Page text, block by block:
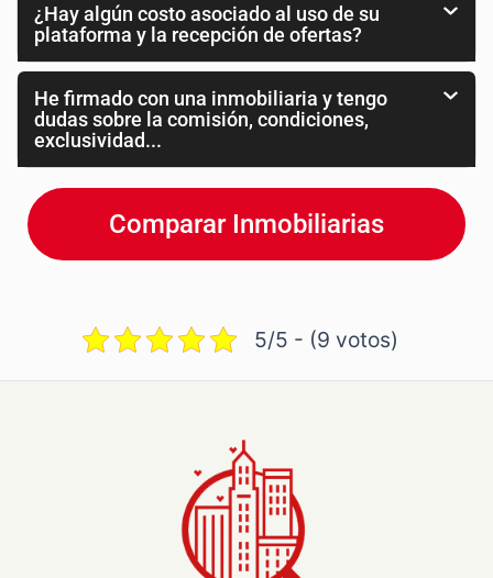
¿Hay algún costo asociado al uso de su
plataforma y la recepción de ofertas?
He firmado con una inmobiliaria y tengo
dudas sobre la comisión, condiciones,
exclusividad...
Comparar Inmobiliarias
5/5 - (9 votos)